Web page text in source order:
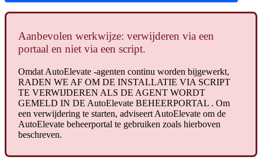
Aanbevolen werkwijze: verwijderen via een
portaal en niet via een script.
Omdat AutoElevate -agenten continu worden bijgewerkt,
RADEN WE AF OM DE INSTALLATIE VIA SCRIPT
TE VERWIJDEREN ALS DE AGENT WORDT
GEMELD IN DE AutoElevate BEHEERPORTAL . Om
een verwijdering te starten, adviseert AutoElevate om de
AutoElevate beheerportal te gebruiken zoals hierboven
beschreven.